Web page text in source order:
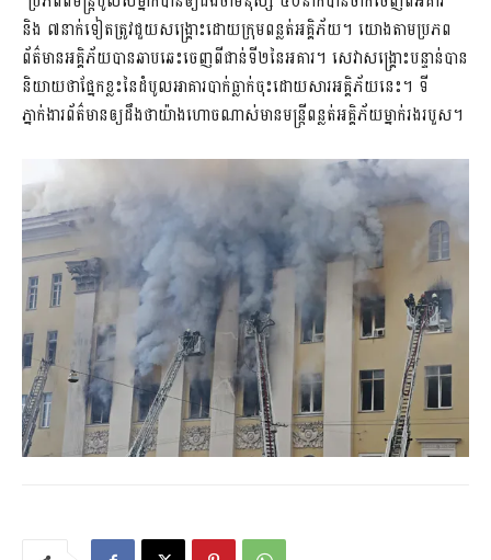
និង ៧នាក់ទៀតត្រូវជួយសង្គ្រោះដោយក្រុមពន្លត់អគ្គិភ័យ។ យោងតាមប្រភព
ព័ត៌មានអគ្គិភ័យបានឆាបឆេះចេញពីជាន់ទី២នៃអគារ។ សេវាសង្គ្រោះបន្ទាន់បាន
និយាយថាផ្នែកខ្លះនៃដំបូលអាគារបាក់ធ្លាក់ចុះដោយសារអគ្គិភ័យនេះ។ ទី
ភ្នាក់ងារព័ត៌មានឲ្យដឹងថាយ៉ាងហោចណាស់មានមន្រ្តីពន្លត់អគ្គិភ័យម្នាក់រងរបួស។